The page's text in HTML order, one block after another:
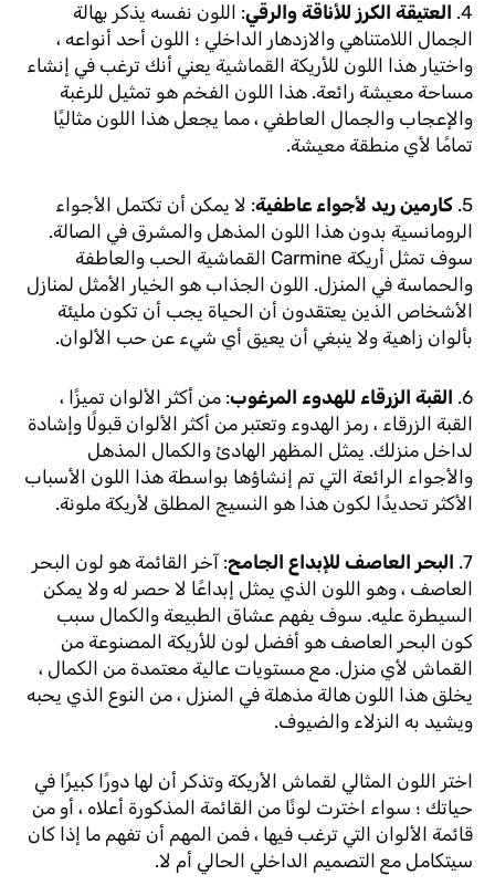
4. العتيقة الكرز للأناقة والرقي: اللون نفسه يذكر بهالة
الجمال اللامتناهي والازدهار الداخلي ؛ اللون أحد أنواعه ،
واختيار هذا اللون للأريكة القماشية يعني أنك ترغب في إنشاء
مساحة معيشة رائعة. هذا اللون الفخم هو تمثيل للرغبة
والإعجاب والجمال العاطفي ، مما يجعل هذا اللون مثاليًا
تمامًا لأي منطقة معيشة.
5. كارمين ريد لأجواء عاطفية: لا يمكن أن تكتمل الأجواء
الرومانسية بدون هذا اللون المذهل والمشرق في الصالة.
سوف تمثل أريكة Carmine القماشية الحب والعاطفة
والحماسة في المنزل. اللون الجذاب هو الخيار الأمثل لمنازل
الأشخاص الذين يعتقدون أن الحياة يجب أن تكون مليئة
بألوان زاهية ولا ينبغي أن يعيق أي شيء عن حب الألوان.
6. القبة الزرقاء للهدوء المرغوب: من أكثر الألوان تميزًا ،
القبة الزرقاء ، رمز الهدوء وتعتبر من أكثر الألوان قبولًا وإشادة
لداخل منزلك. يمثل المظهر الهادئ والكمال المذهل
والأجواء الرائعة التي تم إنشاؤها بواسطة هذا اللون الأسباب
الأكثر تحديدًا لكون هذا هو النسيج المطلق لأريكة ملونة.
7. البحر العاصف للإبداع الجامح: آخر القائمة هو لون البحر
العاصف ، وهو اللون الذي يمثل إبداعًا لا حصر له ولا يمكن
السيطرة عليه. سوف يفهم عشاق الطبيعة والكمال سبب
كون البحر العاصف هو أفضل لون للأريكة المصنوعة من
القماش لأي منزل. مع مستويات عالية معتمدة من الكمال ،
يخلق هذا اللون هالة مذهلة في المنزل ، من النوع الذي يحبه
ويشيد به النزلاء والضيوف.
اختر اللون المثالي لقماش الأريكة وتذكر أن لها دورًا كبيرًا في
حياتك ؛ سواء اخترت لونًا من القائمة المذكورة أعلاه ، أو من
قائمة الألوان التي ترغب فيها ، فمن المهم أن تفهم ما إذا كان
سيتكامل مع التصميم الداخلي الحالي أم لا.